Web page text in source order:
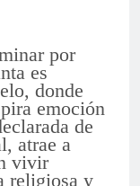
por
es
donde
emoción
de
atrae a
vivir
religiosa y